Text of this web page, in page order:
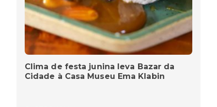
Clima de festa junina leva Bazar da
Cidade à Casa Museu Ema Klabin